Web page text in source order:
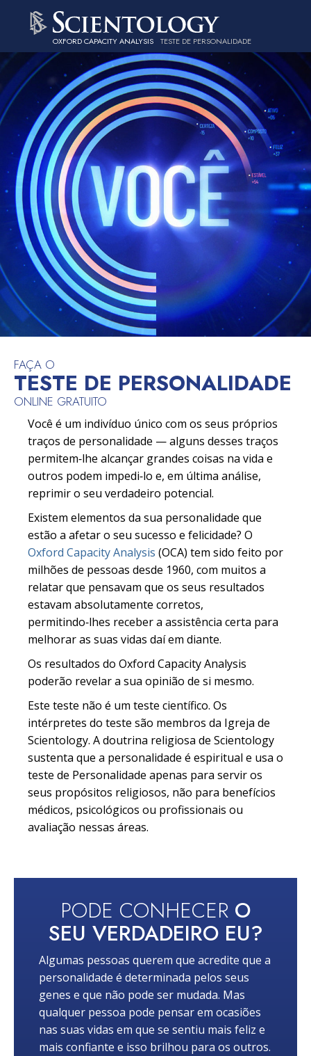
OXFORD CAPACITY ANALYSIS TESTE DE PERSONALIDADE
FAÇA O
TESTE DE PERSONALIDADE
ONLINE GRATUITO
Você é um indivíduo único com os seus próprios
traços de personalidade — alguns desses traços
permitem‑lhe alcançar grandes coisas na vida e
outros podem impedi‑lo e, em última análise,
reprimir o seu verdadeiro potencial.
Existem elementos da sua personalidade que
estão a afetar o seu sucesso e felicidade? O
Oxford Capacity Analysis (OCA) tem sido feito por
milhões de pessoas desde 1960, com muitos a
relatar que pensavam que os seus resultados
estavam absolutamente corretos,
permitindo‑lhes receber a assistência certa para
melhorar as suas vidas daí em diante.
Os resultados do Oxford Capacity Analysis
poderão revelar a sua opinião de si mesmo.
Este teste não é um teste científico. Os
intérpretes do teste são membros da Igreja de
Scientology. A doutrina religiosa de Scientology
sustenta que a personalidade é espiritual e usa o
teste de Personalidade apenas para servir os
seus propósitos religiosos, não para benefícios
médicos, psicológicos ou profissionais ou
avaliação nessas áreas.
PODE CONHECER O
SEU VERDADEIRO EU?
Algumas pessoas querem que acredite que a
personalidade é determinada pelos seus
genes e que não pode ser mudada. Mas
qualquer pessoa pode pensar em ocasiões
nas suas vidas em que se sentiu mais feliz e
mais confiante e isso brilhou para os outros.